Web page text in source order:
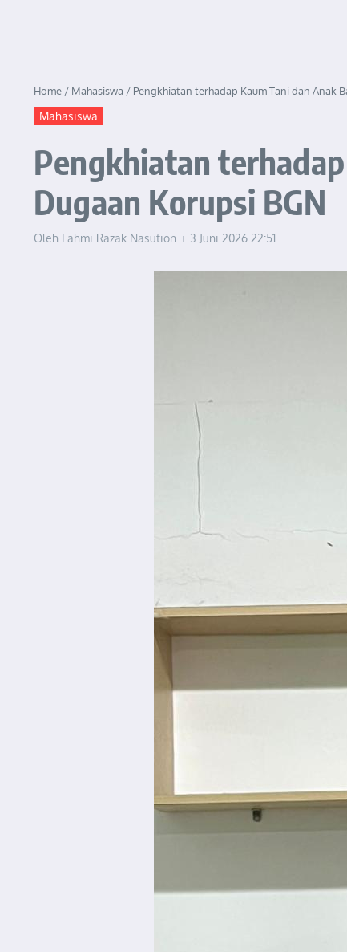
Home / Mahasiswa / Pengkhiatan terhadap Kaum Tani dan Anak
Mahasiswa
Pengkhiatan
Dugaan Korupsi BGN
Oleh Fahmi Razak Nasution 3 Juni 2026 22:51